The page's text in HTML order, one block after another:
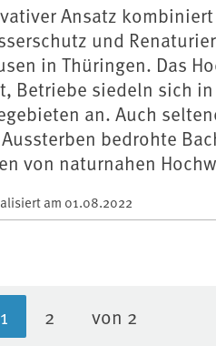
Ansatz
und
in Thüringen. Das
Betriebe siedeln sich
an. Auch
bedrohte
von naturnahen
am 01.08.2022
Aktuelle Seite
1 Seite
2 von 2